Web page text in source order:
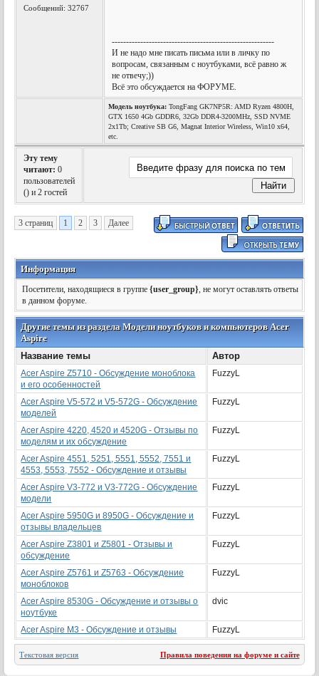
Сообщений: 32767
---------------------------------------------------------
И не надо мне писать письма или в личку по
вопросам, связанным с ноутбуками, всё равно ж
не отвечу;))
Всё это обсуждается на ФОРУМЕ.
Модель ноутбука: TongFang GK7NP5R: AMD Ryzen 4800H,
GTX 1650 4Gb GDDR6, 32Gb DDR4-3200MHz, SSD NVME
2x1Tb; Creative SB G6, Magnat Interior Wireless, Win10 x64,
etc.
Эту тему
читают: 0
пользователей
() и 2 гостей
3 страниц 1 2 3 Далее
Информация
Посетители, находящиеся в группе{user_group}, не могут оставлять ответы
в данном форуме.
Другие темы из раздела Модели ноутбуков и компьютеров Acer
Aspire
Название темы
Автор
Acer Aspire Z5710 - Обсуждение моноблока
и его особенностей
FuzzyL
Acer Aspire V5-572 и V5-572G - Обсуждение
моделей
FuzzyL
Acer Aspire 4220, 4520 и 4520G - Отзывы по
моделям и их обсуждение
FuzzyL
Acer Aspire 4551, 5251, 5551, 5552, 7551 и
4553, 5553, 7552 - Обсуждение и отзывы
FuzzyL
Acer Aspire V3-772 и V3-772G - Обсуждение
модели
FuzzyL
Acer Aspire 5950G и 8950G - Обсуждение и
отзывы владельцев
FuzzyL
Acer Aspire Z3801 и Z5801 - Отзывы и
обсуждение
FuzzyL
Acer Aspire Z5761 и Z5763 - Обсуждение
моноблоков
FuzzyL
Acer Aspire 8530G - Обсуждение и отзывы о
ноутбуке
dvic
Acer Aspire M3 - Обсуждение и отзывы FuzzyL
Текстовая версия Правила поведения на форуме и сайте